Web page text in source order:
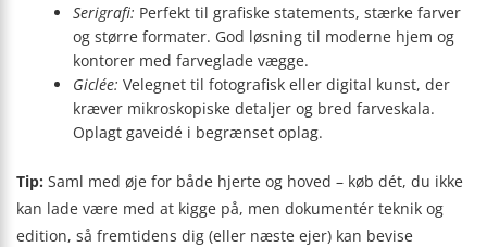
Serigrafi: Perfekt til grafiske statements, stærke farver
og større formater. God løsning til moderne hjem og
kontorer med farveglade vægge.
Giclée: Velegnet til fotografisk eller digital kunst, der
kræver mikroskopiske detaljer og bred farveskala.
Oplagt gaveidé i begrænset oplag.
Tip: Saml med øje for både hjerte og hoved – køb dét, du ikke
kan lade være med at kigge på, men dokumentér teknik og
edition, så fremtidens dig (eller næste ejer) kan bevise